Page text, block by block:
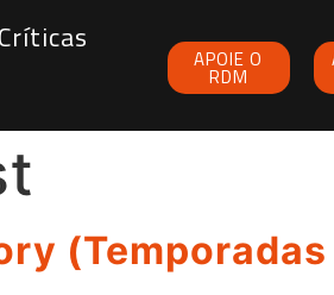
Críticas
APOIE O
RDM